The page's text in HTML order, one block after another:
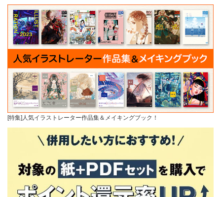
[特集]人気イラストレーター作品集＆メイキングブック！